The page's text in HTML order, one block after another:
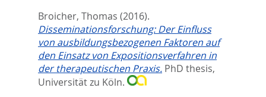
Broicher, Thomas (2016).
Disseminationsforschung: Der Einfluss
von ausbildungsbezogenen Faktoren auf
den Einsatz von Expositionsverfahren in
der therapeutischen Praxis. PhD thesis,
Universität zu Köln.